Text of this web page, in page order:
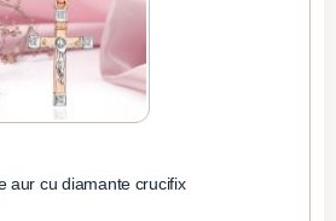
aur cu diamante crucifix